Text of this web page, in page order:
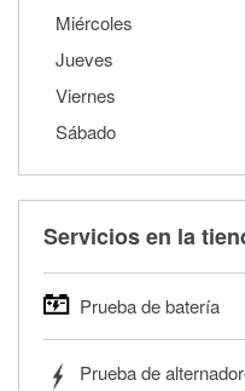
Miércoles
Jueves
Viernes
Sábado
Servicios en la
Prueba de batería
autos, camionetas,
Prueba de